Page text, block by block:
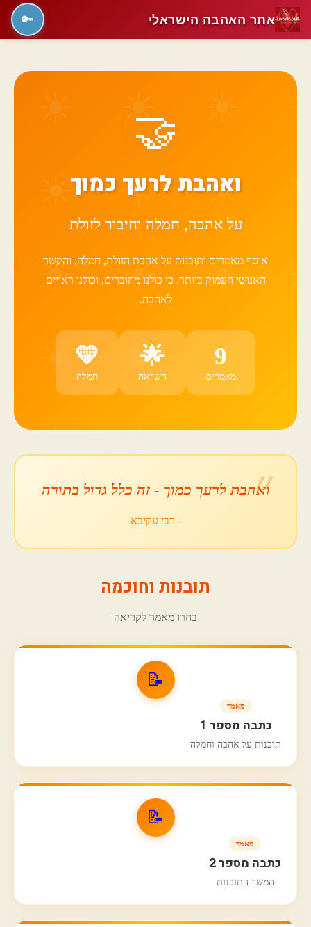
🤝
ואהבת לרעך כמוך
על אהבה, חמלה וחיבור לזולת
אוסף מאמרים ותובנות על אהבת הזולת, חמלה, והקשר
האנושי העמוק ביותר. כי כולנו מחוברים, וכולנו ראויים
לאהבה.
9
מאמרים
🌟
השראה
💛
חמלה
ואהבת לרעך כמוך - זה כלל גדול בתורה
- רבי עקיבא
תובנות וחוכמה
בחרו מאמר לקריאה
📝
מאמר
כתבה מספר 1
תובנות על אהבה וחמלה
📝
מאמר
כתבה מספר 2
המשך התובנות
אתר האהבה הישראלי 🔑